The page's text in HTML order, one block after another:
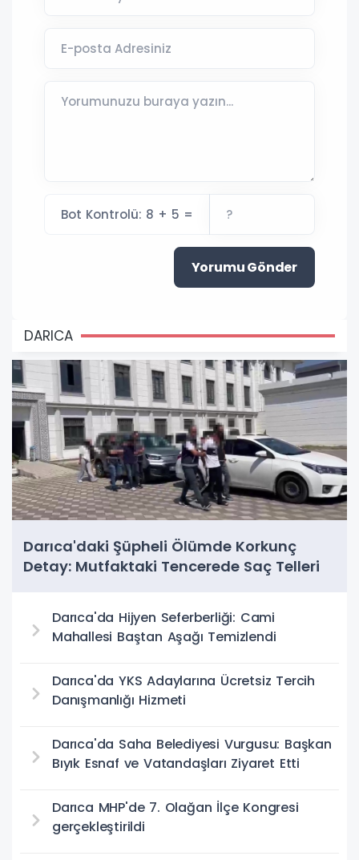
Bot Kontrolü: 8 + 5 =
Yorumu Gönder
DARICA
Darıca'daki Şüpheli Ölümde Korkunç
Detay: Mutfaktaki Tencerede Saç Telleri
Darıca'da Hijyen Seferberliği: Cami
Mahallesi Baştan Aşağı Temizlendi
Darıca'da YKS Adaylarına Ücretsiz Tercih
Danışmanlığı Hizmeti
Darıca'da Saha Belediyesi Vurgusu: Başkan
Bıyık Esnaf ve Vatandaşları Ziyaret Etti
Darıca MHP'de 7. Olağan İlçe Kongresi
gerçekleştirildi